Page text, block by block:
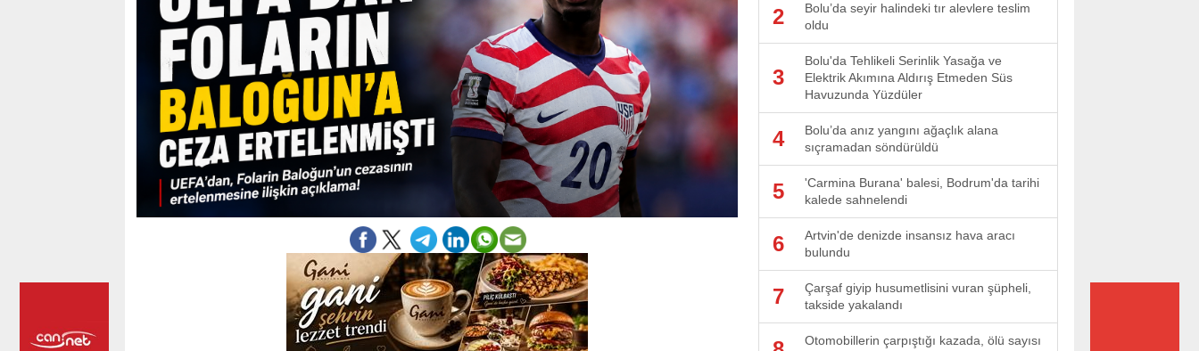
2
Bolu’da seyir halindeki tır alevlere teslim
oldu
3
Bolu'da Tehlikeli Serinlik Yasağa ve
Elektrik Akımına Aldırış Etmeden Süs
Havuzunda Yüzdüler
4
Bolu’da anız yangını ağaçlık alana
sıçramadan söndürüldü
5
'Carmina Burana' balesi, Bodrum'da tarihi
kalede sahnelendi
6
Artvin'de denizde insansız hava aracı
bulundu
7
Çarşaf giyip husumetlisini vuran şüpheli,
takside yakalandı
Otomobillerin çarpıştığı kazada, ölü sayısı